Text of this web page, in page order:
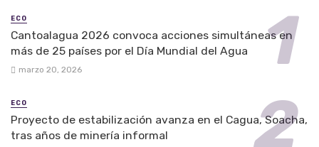
ECO
Cantoalagua 2026 convoca acciones simultáneas en
más de 25 países por el Día Mundial del Agua
marzo 20, 2026
ECO
Proyecto de estabilización avanza en el Cagua, Soacha,
tras años de minería informal